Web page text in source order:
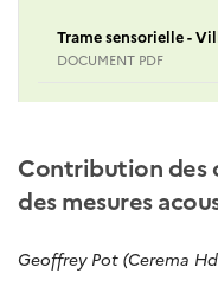
Trame sensorielle -
DOCUMENT PDF
Contribution des
des mesures
Geoffrey Pot (Cerema